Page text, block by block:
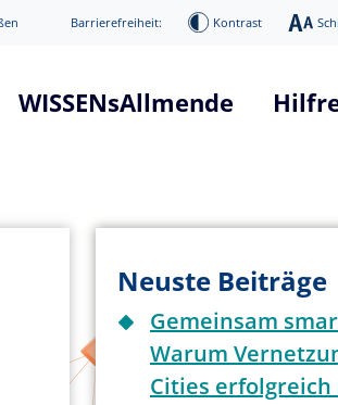
Barrierefreiheit: Kontrast
WISSENsAllmende
Systemarchitektur
Infos über 5G
News / Presse
Digitaler
Veranstaltungen
Neuste Beiträge
Gemeinsam
Warum
Cities